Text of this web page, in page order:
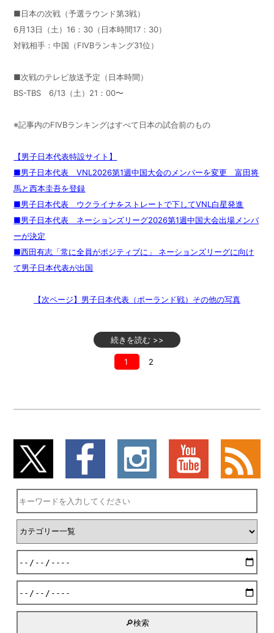
■日本の次戦（予選ラウンド第3戦）
6月13日（土）16：30（日本時間17：30）
対戦相手：中国（FIVBランキング31位）
■次戦のテレビ放送予定（日本時間）
BS-TBS 6/13（土）21：00〜
※記事内のFIVBランキングはすべて日本の試合前のもの
【男子日本代表特設サイト】
■男子日本代表 VNL2026第1週中国大会のメンバーを変更 富田将
馬と西本圭吾を登録
■男子日本代表 ウクライナをストレートで下してVNL白星発進
■男子日本代表 ネーションズリーグ2026第1週中国大会出場メンバ
ーが決定
■西田有志「常に全員がポジティブに」 ネーションズリーグに向け
て男子日本代表が出国
【次ページ】男子日本代表（ポーランド戦）その他の写真
続きを読む >>
1 2